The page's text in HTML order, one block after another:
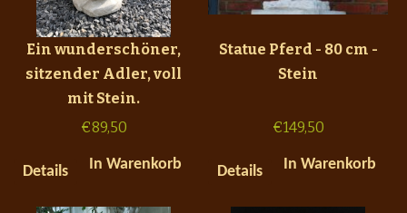
Ein wunderschöner,
sitzender Adler, voll
mit Stein.
€89,50
Details In Warenkorb
Statue Pferd - 80 cm -
Stein
€149,50
Details In Warenkorb